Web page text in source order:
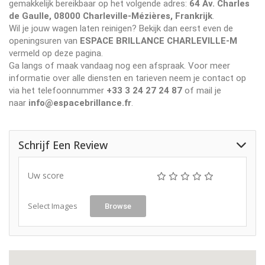
gemakkelijk bereikbaar op het volgende adres: 64 Av. Charles
de Gaulle, 08000 Charleville-Mézières, Frankrijk
Wil je jouw wagen laten reinigen? Bekijk dan eerst even de
openingsuren van ESPACE BRILLANCE CHARLEVILLE-M
vermeld op deze pagina.
Ga langs of maak vandaag nog een afspraak. Voor meer
informatie over alle diensten en tarieven neem je contact op
via het telefoonnummer +33 3 24 27 24 87 of mail je
naar info@espacebrillance.fr
Schrijf Een Review
Uw score
Select Images Browse